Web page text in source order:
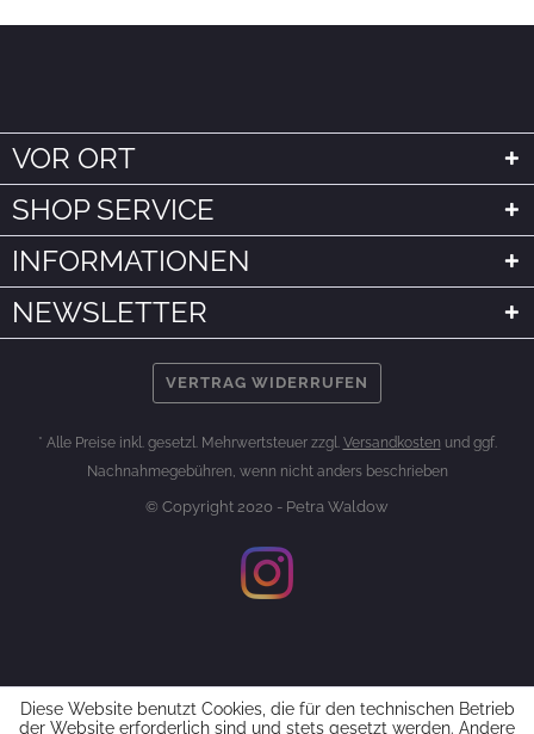
VOR ORT
SHOP SERVICE
INFORMATIONEN
NEWSLETTER
VERTRAG WIDERRUFEN
* Alle Preise inkl. gesetzl. Mehrwertsteuer zzgl. Versandkosten und ggf.
Nachnahmegebühren, wenn nicht anders beschrieben
© Copyright 2020 - Petra Waldow
Diese Website benutzt Cookies, die für den technischen Betrieb
der Website erforderlich sind und stets gesetzt werden. Andere